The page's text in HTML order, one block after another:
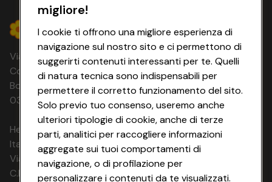
Via Michelino, 59 | 40127 BOLOGNA
Codice Fiscale e Registro Imprese di
Bologna 00865960157 PARTITA IVA
03320960374 CONAD SOC. COOP.
HeyConad Viaggi è un servizio gestito da
Italia Travel Marketing S.r.l.
Via Chiesolina 8 | 37066 Sommacampagna (VR)
C.F. e P.IVA: 03816060234
migliore!
I cookie ti offrono una migliore esperienza di
navigazione sul nostro sito e ci permettono di
suggerirti contenuti interessanti per te. Quelli
di natura tecnica sono indispensabili per
permettere il corretto funzionamento del sito.
Solo previo tuo consenso, useremo anche
ulteriori tipologie di cookie, anche di terze
parti, analitici per raccogliere informazioni
aggregate sui tuoi comportamenti di
navigazione, o di profilazione per
personalizzare i contenuti da te visualizzati.